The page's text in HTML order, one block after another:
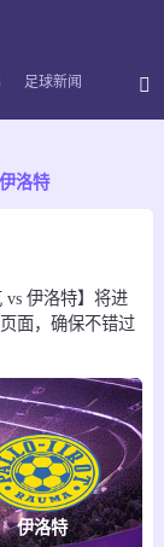
足球新闻
洛特
vs 伊洛特】将进
面，确保不错过
伊洛特